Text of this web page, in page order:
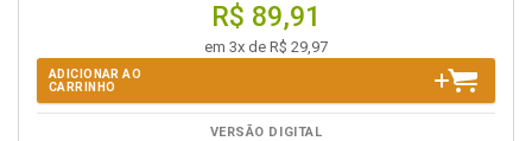
R$ 89,91
em 3x de R$ 29,97
ADICIONAR AO
CARRINHO
VERSÃO DIGITAL